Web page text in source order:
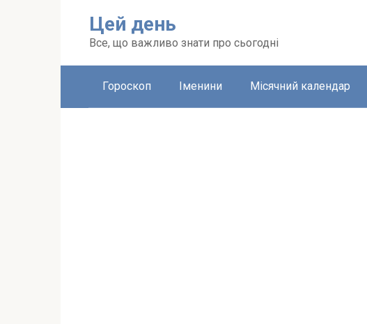
Цей день
Все, що важливо знати про сьогодні
Гороскоп Іменини Місячний календар